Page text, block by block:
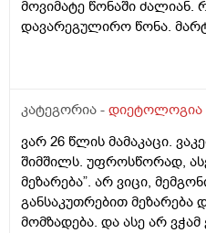
და 300გ ქათმის ფილე.
პუდინგი, რომელიც 20გ
ქონები. მითხარით, რას
ვიღვიძებ. საღამოა 10 დან
ძილში ეომ არ ვატარებ
იმაშია საქმე, რომ
ბევრია, ორგანიზმი ვერ
გზავნის? არადა უპუროდ
ვგრძნობ დიდად. არ ვიცი
მოვიმატე წონაში
დავარეგულირო წონა.
კატეგორია - დიეტოლოგია
ვარ 26 წლის მამაკაცი.
შიმშილს. უფროსწორად,
მეზარება”. არ ვიცი,
განსაკუთრებით მეზარება
მომზადება. და ასე არ